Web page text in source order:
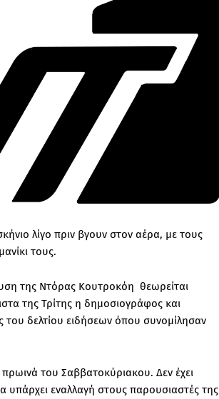
λίγο πριν βγουν στον αέρα, με τους
τους.
της Ντόρας Κουτροκόη θεωρείται
της Τρίτης η δημοσιογράφος και
δελτίου ειδήσεων όπου συνομίλησαν
του Σαββατοκύριακου. Δεν έχει
εναλλαγή στους παρουσιαστές της